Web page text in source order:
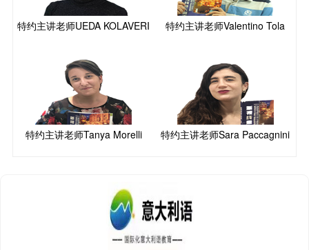
特约主讲老师UEDA KOLAVERI 特约主讲老师Valentino Tola
特约主讲老师Tanya Morelli 特约主讲老师Sara Paccagnini